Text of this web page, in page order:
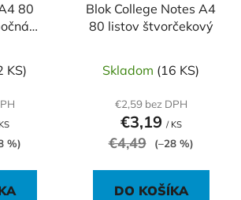
80
KS)
%)
Blok College Notes A4
80 listov štvorčekový
Skladom (16 KS)
€2,59 bez DPH
€3,19 / KS
€4,49 (–28 %)
DO KOŠÍKA